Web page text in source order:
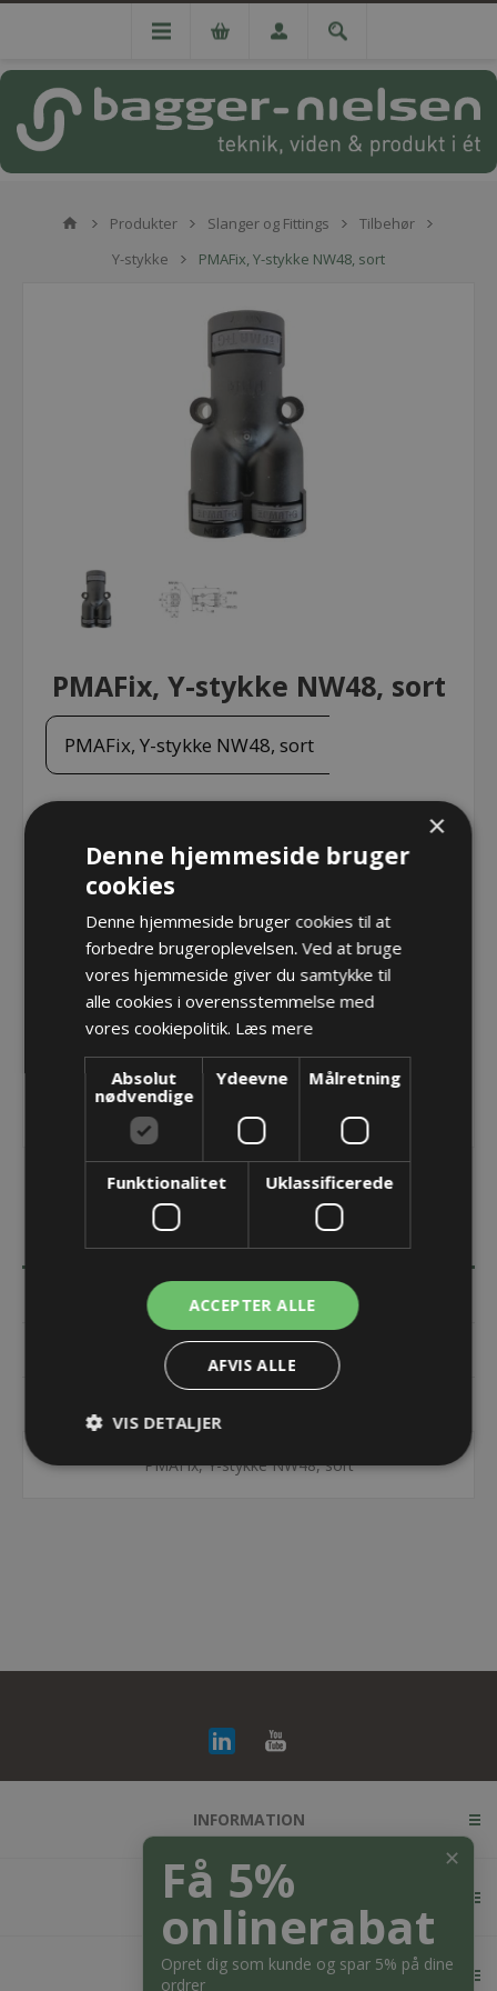
Produkter Slanger og Fittings
Tilbehør
Y-stykke
PMAFix, Y-stykke NW48, sort
PMAFix, Y-stykke NW48, sort
PMAFix, Y-stykke NW48, sort
Varenr.: BVYD-483636GT.5
Producent:
Opret konto for at se priser
KØB
SPECIFIKATIONER
PMAFix, Y-stykke NW48, sort
INFORMATION
KUNDESERVICE
MIN KONTO
✕
Få 5%
onlinerabat
Opret dig som kunde og spar 5% på dine
ordrer
×
Denne hjemmeside bruger
cookies
Denne hjemmeside bruger cookies til at
forbedre brugeroplevelsen. Ved at bruge
vores hjemmeside giver du samtykke til
alle cookies i overensstemmelse med
vores cookiepolitik. Læs mere
Absolut
nødvendige
Ydeevne Målretning
Funktionalitet Uklassificerede
ACCEPTER ALLE
AFVIS ALLE
VIS DETALJER